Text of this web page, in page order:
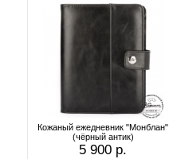
Кожаный ежедневник "Монблан"
(чёрный антик)
5 900 р.